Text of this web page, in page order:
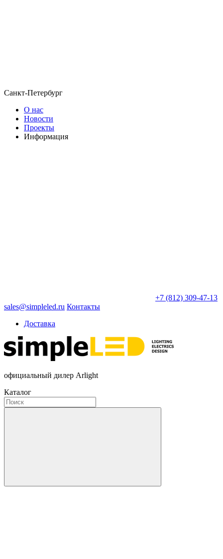
Санкт-Петербург
О нас
Новости
Проекты
Информация
+7 (812) 309-47-13
sales@simpleled.ru Контакты
Доставка
официальный дилер Arlight
Каталог